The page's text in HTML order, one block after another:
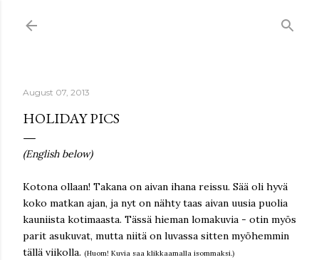
August 07, 2013
HOLIDAY PICS
(English below)
Kotona ollaan! Takana on aivan ihana reissu. Sää oli hyvä
koko matkan ajan, ja nyt on nähty taas aivan uusia puolia
kauniista kotimaasta. Tässä hieman lomakuvia - otin myös
parit asukuvat, mutta niitä on luvassa sitten myöhemmin
tällä viikolla. (Huom! Kuvia saa klikkaamalla isommaksi.)